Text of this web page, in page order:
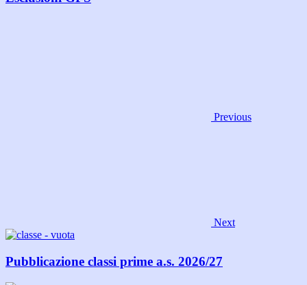
Previous
Next
Pubblicazione classi prime a.s. 2026/27